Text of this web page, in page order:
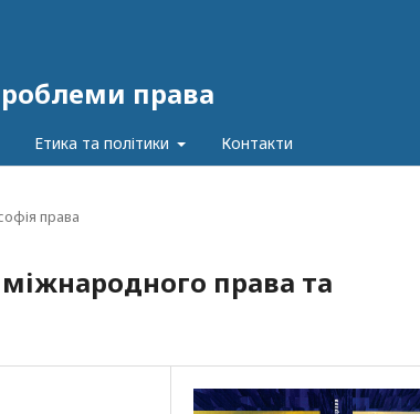
права
Етика та політики Контакти
права
права та